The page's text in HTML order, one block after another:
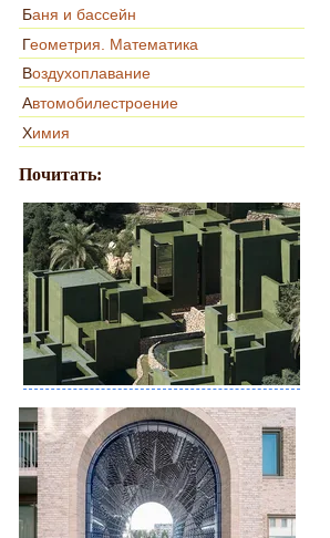
Баня и бассейн
Геометрия. Математика
Воздухоплавание
Автомобилестроение
Химия
Почитать: